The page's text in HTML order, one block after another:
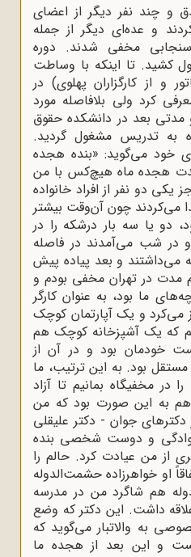
و چند نفر دیگر از اعضای
و عده‌ای دیگر از جمله
مخفی شدند. دوره
18 ماه طول کشید. تا اینکه با وساطت
و از کارگزاران پهلوی) در
خود را معرفی کرد ولی بلافاصله مورد
مدتی بعد در دانشکده حقوق
به تدریس مشغول گردید.
خود می‌گوید: «بنده هجده
هجده ماه هیچ‌‌کس با من
دو نفر از افراد خانواده
می‌‌کردند چون آن‌‌وقت بیشتر
دو یا سه بار درشکه را در
در شب می‌‌آمدند در فاصله
می‌‌داشتند و بعد پیاده پیش
مدت در تهران مخفی بودم و
ما بود، به عنوان کارگر
و یک آپارتمان کوچک
که یک آشپزخانه کوچک هم
خودمان بود و در آن از
بود. به این ترتیب، ما
در مخفیگاه بمانیم تا آزاد
هم به این صورت بود که من
جوان - دکتر علیقلی
و دوست شخصی بنده
از من عیادت کرد. حالم را
او خواهرزاده حشمت‌‌الدوله
هم شاگرد من در مدرسه
داشت. این دکتر که وضع
به والاتبار می‌‌گوید که
و این بعد از هجده ما